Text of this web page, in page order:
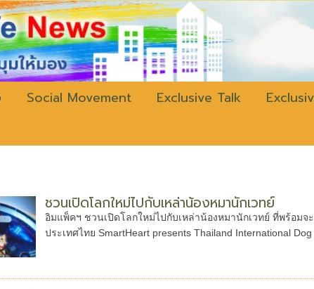
Social Movement Exclusive Talk
ชวนเปิดโลกใหม่ไปกับเหล่าน้องหมานักเวทย์
อิมแพ็คฯ ชวนเปิดโลกใหม่ไปกับเหล่าน้องหมานักเวทย์ ที่พร้อม
ประเทศไทย SmartHeart presents Thailand International Dog